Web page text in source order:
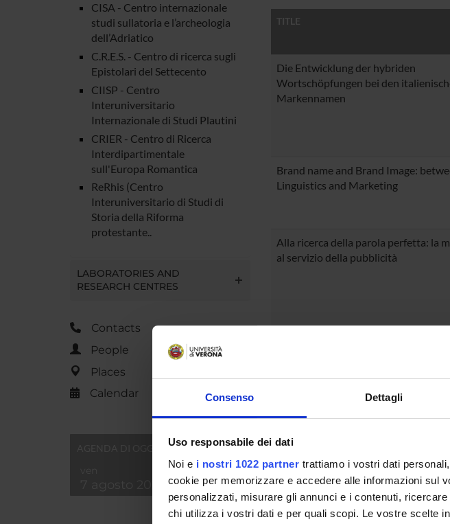
Consenso Dettagli
Uso responsabile dei dati
Noi e i nostri 1022 partner trattiamo i vostri dati
cookie per memorizzare e accedere alle informazioni sul
personalizzati, misurare gli annunci e i contenuti,
chi utilizza i vostri dati e per quali scopi. Le vostre scelte
CISA - Centro internazionale
studi sullatoria e l’archeologia
dell’Adriatico
C.R.E.S. - Centro di ricerca sugli
Epistolari del Settecento
CIISP - Centro
Interuniversitario
Internazionale di Studi Plautini
CRIER - Centro di Ricerca
Interdipartimentale
sull'Europa Romantica
ReRhis (Centro
Interuniversitario di Studi di
Storia della Riforma
protestante..
LABORATORIES AND
RESEARCH CENTRES
Contacts
People
Places
Calendar
TITLE
Die Entwicklung der hybriden
Wortschöpfungen bei den
Markennamen
Brand name and Brand Image:
Linguistics and Marketing
Alla ricerca della parola perfetta: la
al servizio della pubblicità
PARTICIPATION IN
In questa sezione sono indicati i
presentando i risultati dei progetti